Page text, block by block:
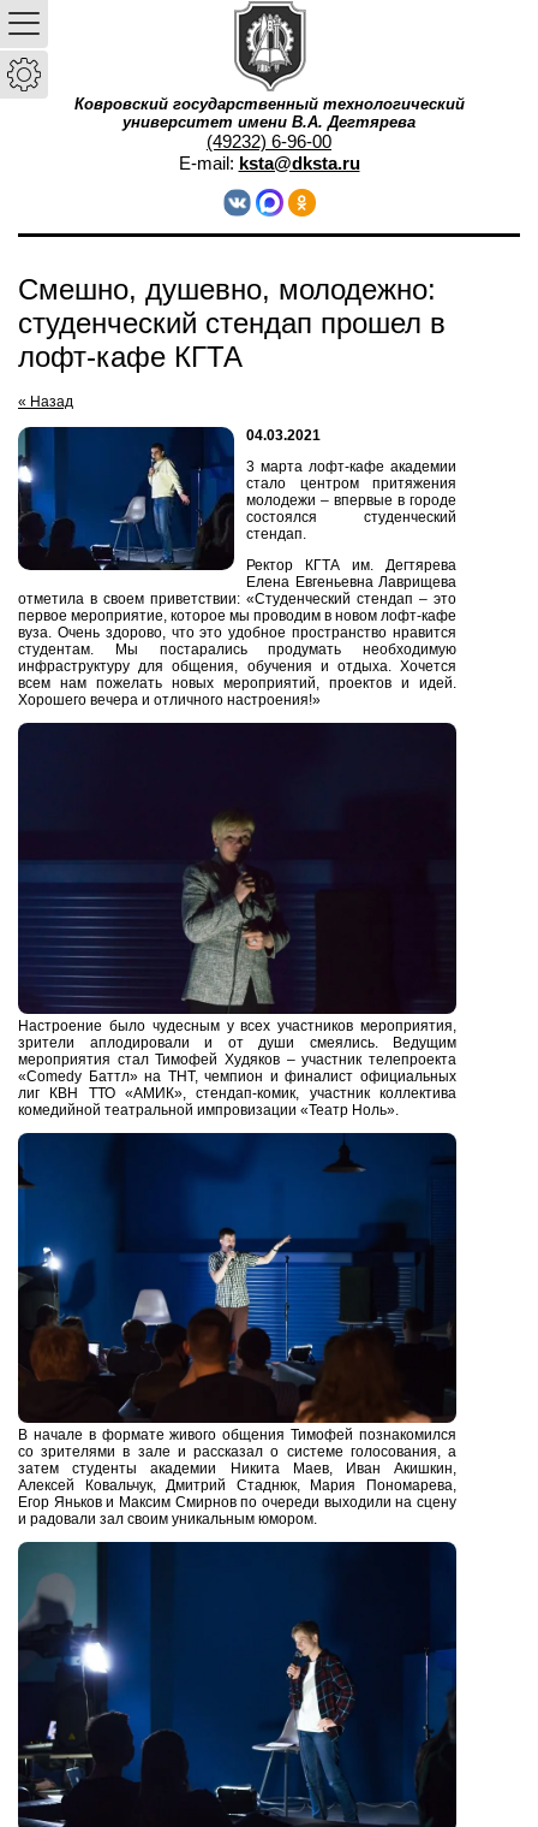
Ковровский государственный технологический
университет имени В.А. Дегтярева
(49232) 6-96-00
E-mail: ksta@dksta.ru
Смешно, душевно, молодежно:
студенческий стендап прошел в
лофт-кафе КГТА
« Назад
04.03.2021
3 марта лофт-кафе академии
стало центром притяжения
молодежи – впервые в городе
состоялся студенческий
стендап.
Ректор КГТА им. Дегтярева
Елена Евгеньевна Лаврищева
отметила в своем приветствии: «Студенческий стендап – это
первое мероприятие, которое мы проводим в новом лофт-кафе
вуза. Очень здорово, что это удобное пространство нравится
студентам. Мы постарались продумать необходимую
инфраструктуру для общения, обучения и отдыха. Хочется
всем нам пожелать новых мероприятий, проектов и идей.
Хорошего вечера и отличного настроения!»
Настроение было чудесным у всех участников мероприятия,
зрители аплодировали и от души смеялись. Ведущим
мероприятия стал Тимофей Худяков – участник телепроекта
«Comedy Баттл» на ТНТ, чемпион и финалист официальных
лиг КВН ТТО «АМИК», стендап-комик, участник коллектива
комедийной театральной импровизации «Театр Ноль».
В начале в формате живого общения Тимофей познакомился
со зрителями в зале и рассказал о системе голосования, а
затем студенты академии Никита Маев, Иван Акишкин,
Алексей Ковальчук, Дмитрий Стаднюк, Мария Пономарева,
Егор Яньков и Максим Смирнов по очереди выходили на сцену
и радовали зал своим уникальным юмором.